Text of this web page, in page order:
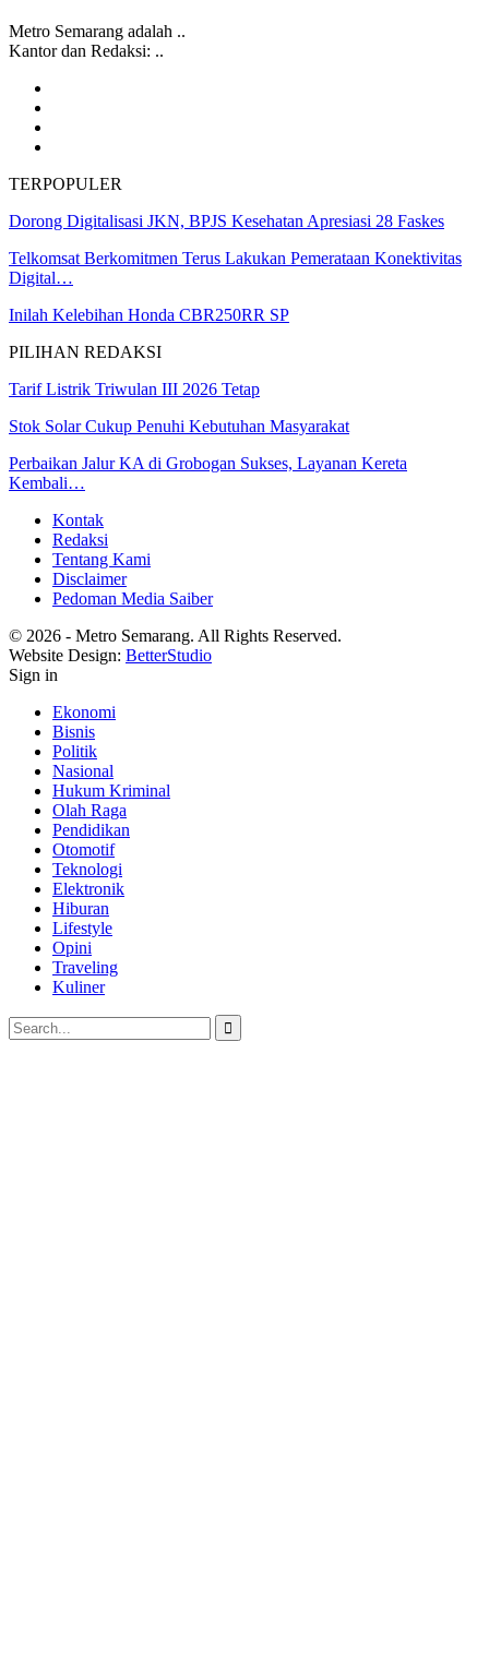
Metro Semarang adalah ..
Kantor dan Redaksi: ..
TERPOPULER
Dorong Digitalisasi JKN, BPJS Kesehatan Apresiasi 28 Faskes
Telkomsat Berkomitmen Terus Lakukan Pemerataan Konektivitas
Digital…
Inilah Kelebihan Honda CBR250RR SP
PILIHAN REDAKSI
Tarif Listrik Triwulan III 2026 Tetap
Stok Solar Cukup Penuhi Kebutuhan Masyarakat
Perbaikan Jalur KA di Grobogan Sukses, Layanan Kereta
Kembali…
Kontak
Redaksi
Tentang Kami
Disclaimer
Pedoman Media Saiber
© 2026 - Metro Semarang. All Rights Reserved.
Website Design: BetterStudio
Sign in
Ekonomi
Bisnis
Politik
Nasional
Hukum Kriminal
Olah Raga
Pendidikan
Otomotif
Teknologi
Elektronik
Hiburan
Lifestyle
Opini
Traveling
Kuliner